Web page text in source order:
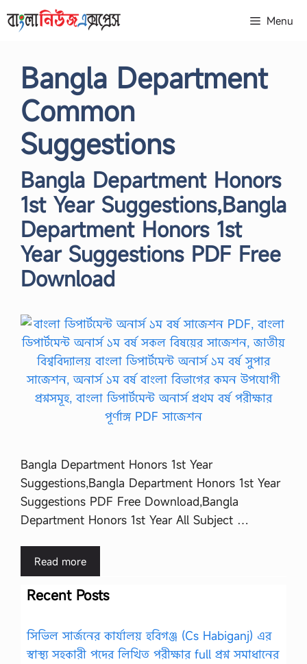
to
Menu
Bangla Department
Common
Suggestions
Bangla Department Honors
1st Year Suggestions,Bangla
Department Honors 1st
Year Suggestions PDF Free
Download
Bangla Department Honors 1st Year
Suggestions,Bangla Department Honors 1st Year
Suggestions PDF Free Download,Bangla
Department Honors 1st Year All Subject …
Read more
Recent Posts
সিভিল সার্জনের কার্যালয় হবিগঞ্জ (Cs Habiganj) এর
স্বাস্থ্য সহকারী পদের লিখিত পরীক্ষার full প্রশ্ন সমাধানের